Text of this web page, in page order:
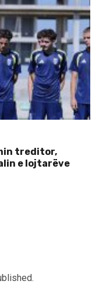
treditor,
e lojtarëve